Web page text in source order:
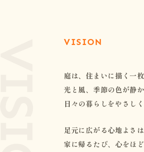
VISION
庭は、住まいに描く一枚
光と風、季節の色が静か
日々の暮らしをやさし
足元に広がる心地よさは
家に帰るたび、心をほ